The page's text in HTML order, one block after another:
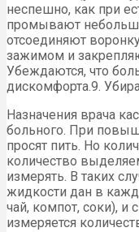
неспешно, как при
промывают
отсоединяют
зажимом и
Убеждаются, что
дискомфорта.9.
Назначения врача
больного. При
просят пить. Но
количество
измерять. В таких
жидкости дан в
чай, компот, соки),
измеряется